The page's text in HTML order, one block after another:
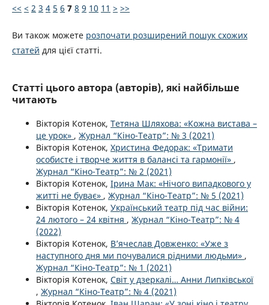
<< < 2 3 4 5 6 7 8 9 10 11 > >>
Ви також можете розпочати розширений пошук схожих
статей для цієї статті.
Статті цього автора (авторів), які найбільше
читають
Вікторія Котенок, Тетяна Шляхова: «Кожна вистава –
це урок» , Журнал “Кіно-Театр”: № 3 (2021)
Вікторія Котенок, Христина Федорак: «Тримати
особисте і творче життя в балансі та гармонії» ,
Журнал “Кіно-Театр”: № 2 (2021)
Вікторія Котенок, Ірина Мак: «Нічого випадкового у
житті не буває» , Журнал “Кіно-Театр”: № 5 (2021)
Вікторія Котенок, Український театр під час війни:
24 лютого – 24 квітня , Журнал “Кіно-Театр”: № 4
(2022)
Вікторія Котенок, В’ячеслав Довженко: «Уже з
наступного дня ми почувалися рідними людьми» ,
Журнал “Кіно-Театр”: № 1 (2021)
Вікторія Котенок, Світ у дзеркалі… Анни Липківської
, Журнал “Кіно-Театр”: № 4 (2021)